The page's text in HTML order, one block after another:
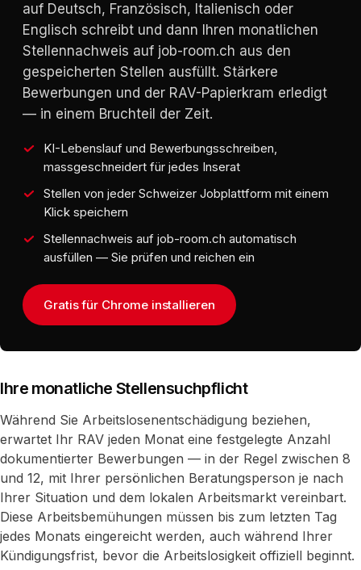
auf Deutsch, Französisch, Italienisch oder
Englisch schreibt und dann Ihren monatlichen
Stellennachweis auf job-room.ch aus den
gespeicherten Stellen ausfüllt. Stärkere
Bewerbungen und der RAV-Papierkram erledigt
— in einem Bruchteil der Zeit.
KI-Lebenslauf und Bewerbungsschreiben,
massgeschneidert für jedes Inserat
Stellen von jeder Schweizer Jobplattform mit einem
Klick speichern
Stellennachweis auf job-room.ch automatisch
ausfüllen — Sie prüfen und reichen ein
Gratis für Chrome installieren
Ihre monatliche Stellensuchpflicht
Während Sie Arbeitslosenentschädigung beziehen,
erwartet Ihr RAV jeden Monat eine festgelegte Anzahl
dokumentierter Bewerbungen — in der Regel zwischen 8
und 12, mit Ihrer persönlichen Beratungsperson je nach
Ihrer Situation und dem lokalen Arbeitsmarkt vereinbart.
Diese Arbeitsbemühungen müssen bis zum letzten Tag
jedes Monats eingereicht werden, auch während Ihrer
Kündigungsfrist, bevor die Arbeitslosigkeit offiziell beginnt.